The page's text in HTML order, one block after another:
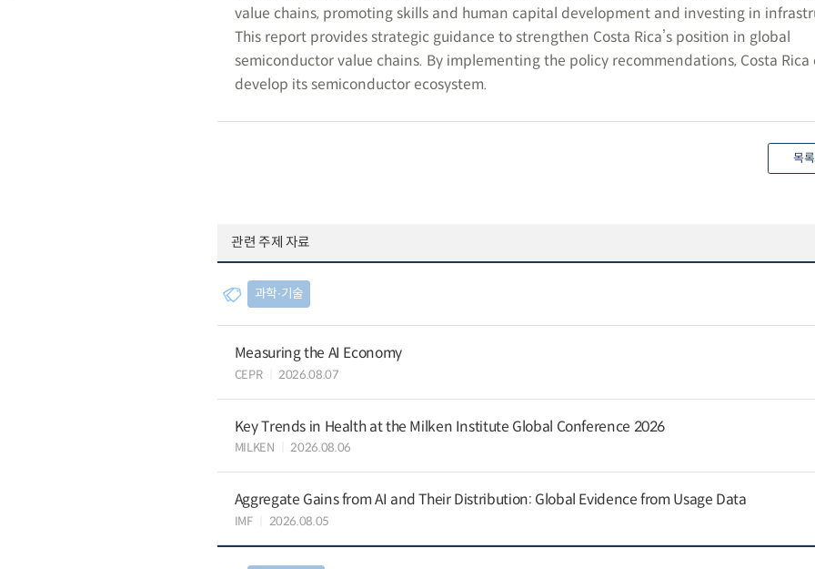
value chains, promoting skills and human capital development and investing in
This report provides strategic guidance to strengthen Costa Rica’s position in global
semiconductor value chains. By implementing the policy recommendations, Costa
develop its semiconductor ecosystem.
목
관련 주제 자료
과학∙기술
Measuring the AI Economy
CEPR 2026.08.07
Key Trends in Health at the Milken Institute Global Conference 2026
MILKEN 2026.08.06
Aggregate Gains from AI and Their Distribution: Global Evidence from Usage Data
IMF 2026.08.05